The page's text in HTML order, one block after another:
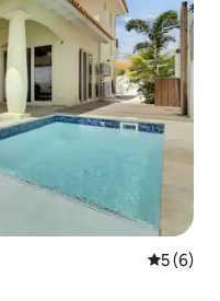
5 av 5 i
5 (6)